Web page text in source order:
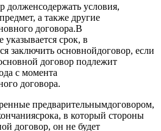
долженсодержать условия,
а также другие
договора.В
указывается срок, в
заключить основнойдоговор, если
договор подлежит
с момента
договора.
предварительнымдоговором,
в который стороны
договор, он не будет